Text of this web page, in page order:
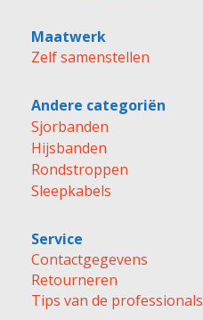
Maatwerk
Zelf samenstellen
Andere categoriën
Sjorbanden
Hijsbanden
Rondstroppen
Sleepkabels
Service
Contactgegevens
Retourneren
Tips van de professionals